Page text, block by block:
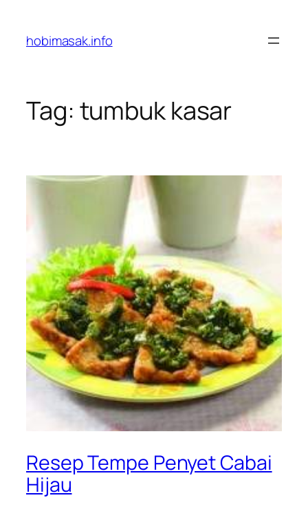
content
hobimasak.info
Tag: tumbuk kasar
Resep Tempe Penyet Cabai
Hijau